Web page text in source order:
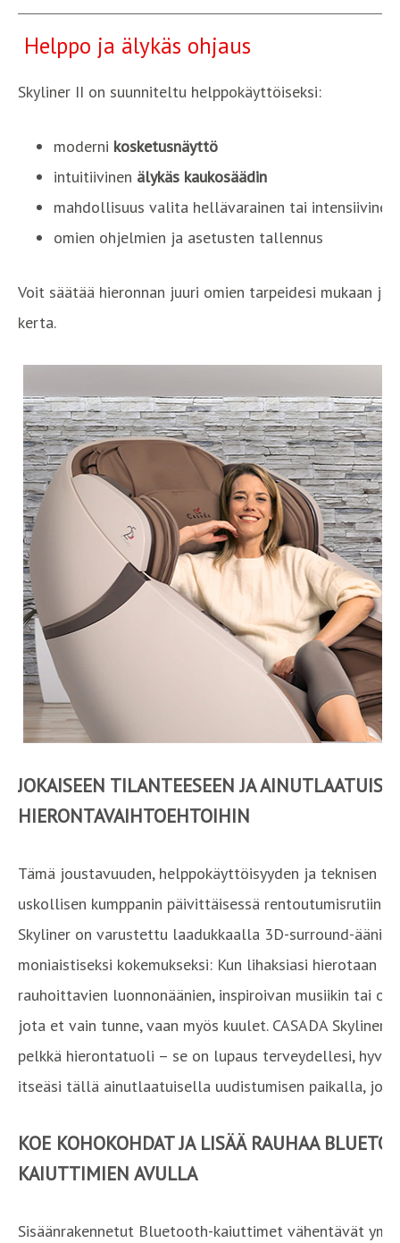
Helppo ja älykäs ohjaus
Skyliner II on suunniteltu helppokäyttöiseksi:
moderni kosketusnäyttö
intuitiivinen älykäs kaukosäädin
mahdollisuus valita hellävarainen tai
omien ohjelmien ja asetusten tallennus
Voit säätää hieronnan juuri omien tarpeidesi mukaan
kerta.
JOKAISEEN TILANTEESEEN JA
HIERONTAVAIHTOEHTOIHIN
Tämä joustavuuden, helppokäyttöisyyden ja teknisen
uskollisen kumppanin päivittäisessä
Skyliner on varustettu laadukkaalla 3D-surround-
moniaistiseksi kokemukseksi: Kun lihaksiasi hierotaan
rauhoittavien luonnonäänien, inspiroivan musiikin tai
jota et vain tunne, vaan myös kuulet. CASADA Skyliner
pelkkä hierontatuoli – se on lupaus terveydellesi,
itseäsi tällä ainutlaatuisella uudistumisen paikalla,
KOE KOHOKOHDAT JA LISÄÄ RAUHAA
KAIUTTIMIEN AVULLA
Sisäänrakennetut Bluetooth-kaiuttimet vähentävät